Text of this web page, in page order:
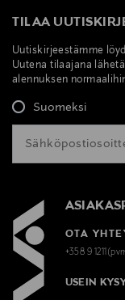
TILAA
Uutiskirjeestämme
Uutena tilaajana
alennuksen
Suomeksi
OTA
+358 9
USEIN